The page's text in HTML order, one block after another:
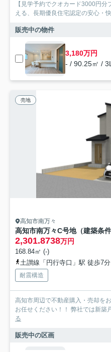
【見学予約でクオカード3000円
える、長期優良住宅認定の安心・
販売中の物件
3,180万円
- / 90.25㎡ /
売地
高知市南万々
高知市南万々C号地（建築条
2,301.8738万円
168.84㎡ (-)
土讃線「円行寺口」駅 徒歩7分
耐震構造
高知市周辺で不動産購入・売却を
お任せください！！ 弊社では新築
る
販売中の区画